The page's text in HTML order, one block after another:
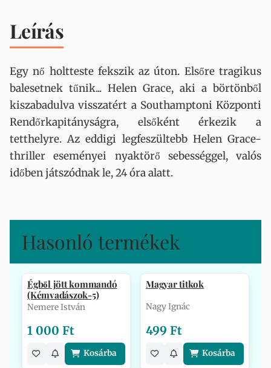
Leírás
Egy nő holtteste fekszik az úton. Elsőre tragikus
balesetnek tűnik... Helen Grace, aki a börtönből
kiszabadulva visszatért a Southamptoni Központi
Rendőrkapitányságra, elsőként érkezik a
tetthelyre. Az eddigi legfeszültebb Helen Grace-
thriller eseményei nyaktörő sebességgel, valós
időben játszódnak le, 24 óra alatt.
Hasonló termékek
Égből jött kommandó
(Kémvadászok-5)
Nemere István
1 000 Ft
Kosárba
Magyar titkok
Nagy Ignác
499 Ft
Kosárba